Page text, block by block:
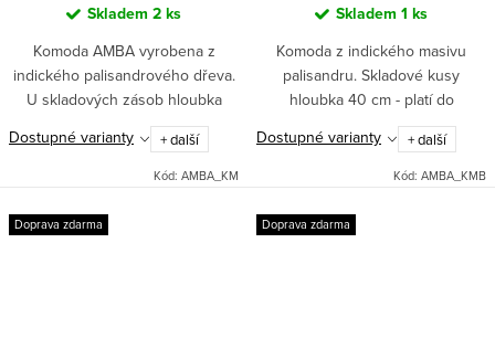
Skladem 2 ks
Komoda AMBA vyrobena z
indického palisandrového dřeva.
U skladových zásob hloubka
komody 40 cm - platí do
vyprodání.
Dostupné varianty + další
Kód: AMBA_KM
Skladem 1 ks
Komoda z indického masivu
palisandru. Skladové kusy
hloubka 40 cm - platí do
vyprodání.
Dostupné varianty + další
Kód: AMBA_KMB
Doprava zdarma Doprava zdarma